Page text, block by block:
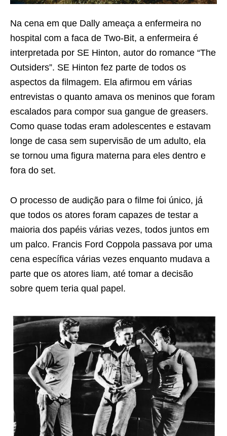
Na cena em que Dally ameaça a enfermeira no
hospital com a faca de Two-Bit, a enfermeira é
interpretada por SE Hinton, autor do romance “The
Outsiders”. SE Hinton fez parte de todos os
aspectos da filmagem. Ela afirmou em várias
entrevistas o quanto amava os meninos que foram
escalados para compor sua gangue de greasers.
Como quase todas eram adolescentes e estavam
longe de casa sem supervisão de um adulto, ela
se tornou uma figura materna para eles dentro e
fora do set.
O processo de audição para o filme foi único, já
que todos os atores foram capazes de testar a
maioria dos papéis várias vezes, todos juntos em
um palco. Francis Ford Coppola passava por uma
cena específica várias vezes enquanto mudava a
parte que os atores liam, até tomar a decisão
sobre quem teria qual papel.